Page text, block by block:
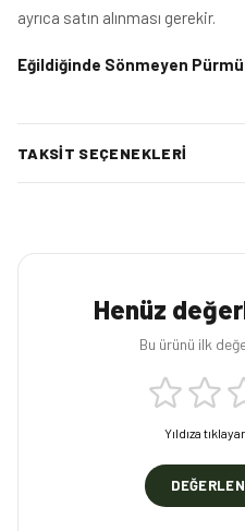
ayrıca satın alınması gerekir.
Eğildiğinde Sönmeyen
TAKSIT SEÇENEKLERI
Henüz
Bu ürünü ilk
Yıldıza